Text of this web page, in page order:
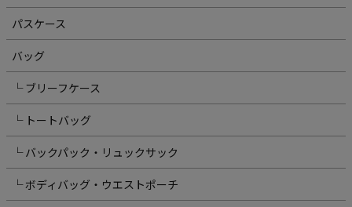
パスケース
バッグ
└ ブリーフケース
└ トートバッグ
└ バックパック・リュックサック
└ ボディバッグ・ウエストポーチ